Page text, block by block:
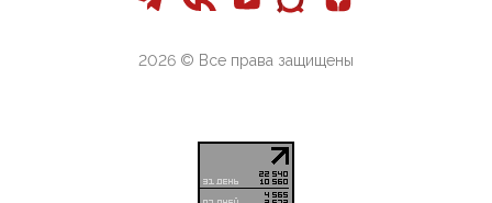
захватил "малое небо" на украинском ТВД.
В Национальной системе платежных карт (НСПК)
заботливо уточниили, что ИНН при переводах по
2026 © Все права защищены